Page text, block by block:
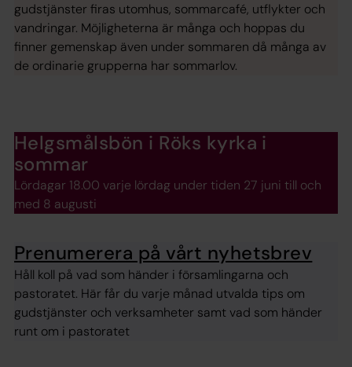
gudstjänster firas utomhus, sommarcafé, utflykter och
vandringar. Möjligheterna är många och hoppas du
finner gemenskap även under sommaren då många av
de ordinarie grupperna har sommarlov.
Helgsmålsbön i Röks kyrka i
sommar
Lördagar 18.00 varje lördag under tiden 27 juni till och
med 8 augusti
Prenumerera på vårt nyhetsbrev
Håll koll på vad som händer i församlingarna och
pastoratet. Här får du varje månad utvalda tips om
gudstjänster och verksamheter samt vad som händer
runt om i pastoratet